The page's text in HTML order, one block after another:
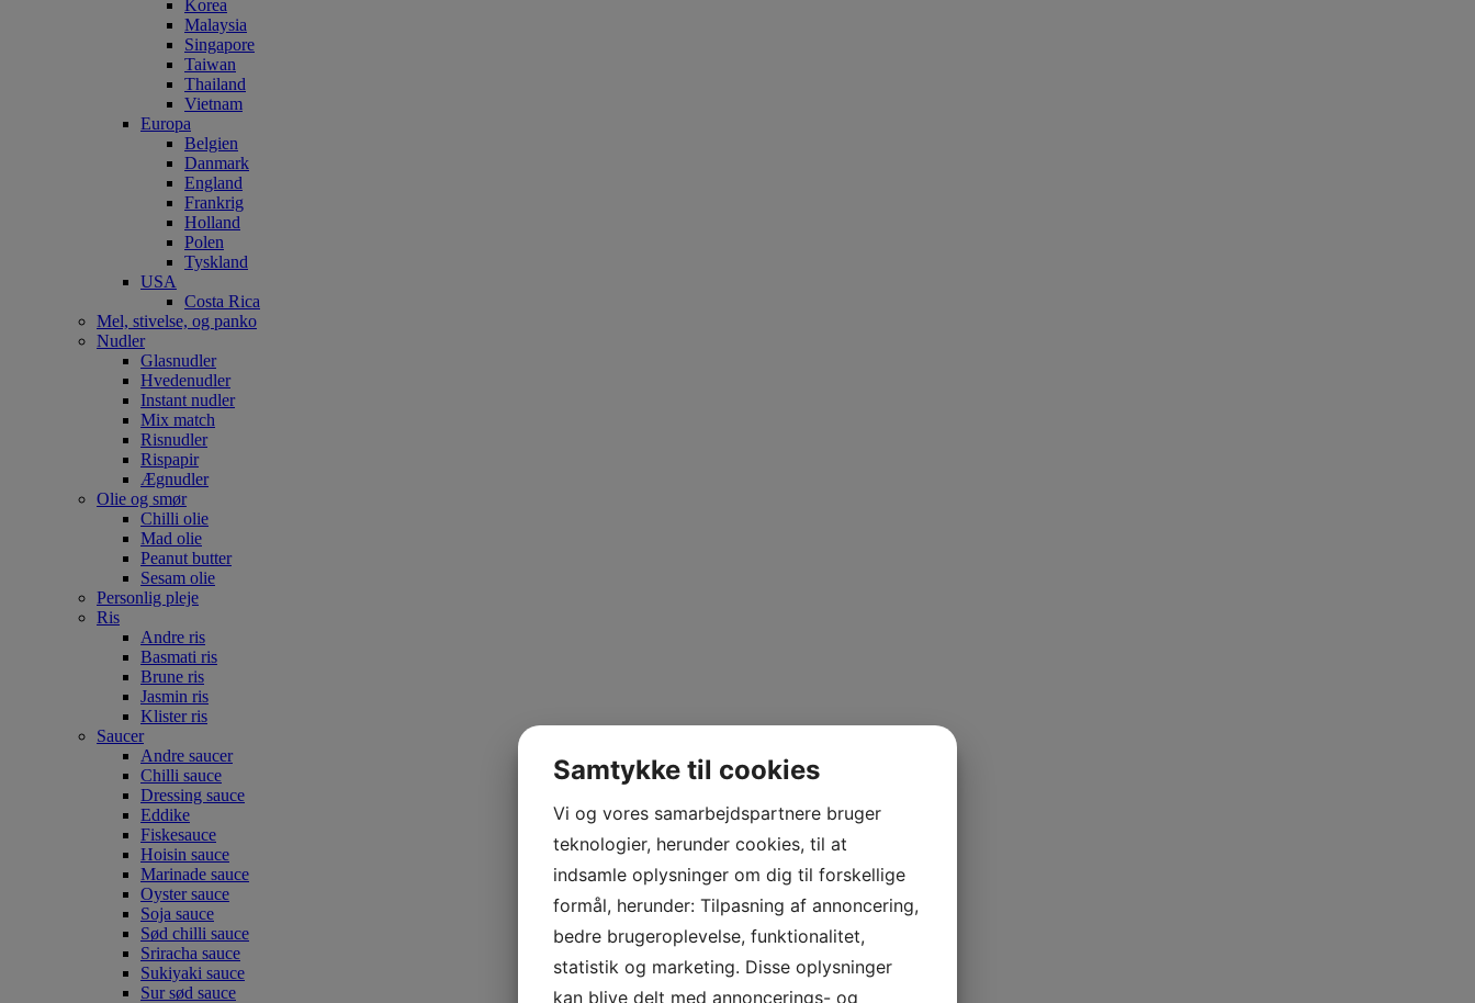
Korea
Malaysia
Singapore
Taiwan
Thailand
Vietnam
Europa
Belgien
Danmark
England
Frankrig
Holland
Polen
Tyskland
USA
Costa Rica
Mel, stivelse, og panko
Nudler
Glasnudler
Hvedenudler
Instant nudler
Mix match
Risnudler
Rispapir
Ægnudler
Olie og smør
Chilli olie
Mad olie
Peanut butter
Sesam olie
Personlig pleje
Ris
Andre ris
Basmati ris
Brune ris
Jasmin ris
Klister ris
Saucer
Andre saucer
Chilli sauce
Dressing sauce
Eddike
Fiskesauce
Hoisin sauce
Marinade sauce
Oyster sauce
Soja sauce
Sød chilli sauce
Sriracha sauce
Sukiyaki sauce
Sur sød sauce
Samtykke til cookies
Vi og vores samarbejdspartnere bruger
teknologier, herunder cookies, til at
indsamle oplysninger om dig til forskellige
formål, herunder: Tilpasning af annoncering,
bedre brugeroplevelse, funktionalitet,
statistik og marketing. Disse oplysninger
kan blive delt med annoncerings- og